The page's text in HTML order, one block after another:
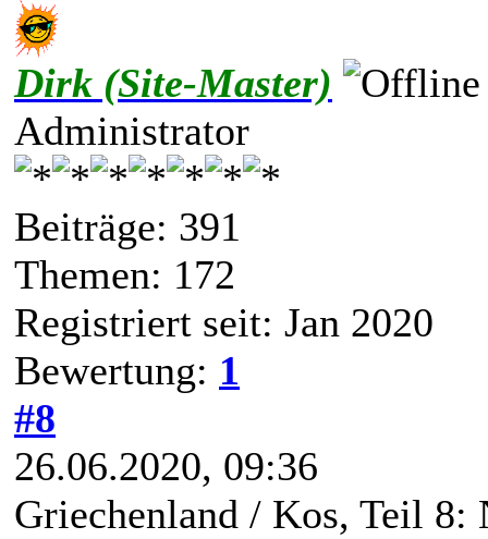
Dirk (Site-Master)
Administrator
Beiträge: 391
Themen: 172
Registriert seit: Jan 2020
Bewertung: 1
#8
26.06.2020, 09:36
Griechenland / Kos, Teil